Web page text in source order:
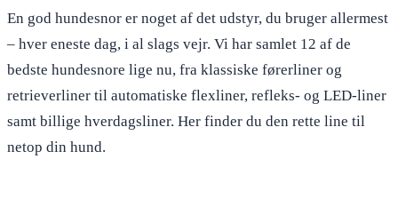
En god hundesnor er noget af det udstyr, du bruger allermest
– hver eneste dag, i al slags vejr. Vi har samlet 12 af de
bedste hundesnore lige nu, fra klassiske førerliner og
retrieverliner til automatiske flexliner, refleks- og LED-liner
samt billige hverdagsliner. Her finder du den rette line til
netop din hund.